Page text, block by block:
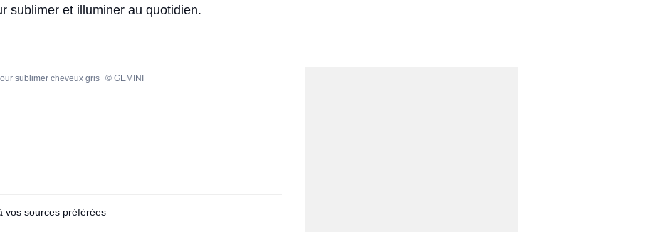
sublimer et illuminer au quotidien.
sublimer cheveux gris © GEMINI
vos sources préférées